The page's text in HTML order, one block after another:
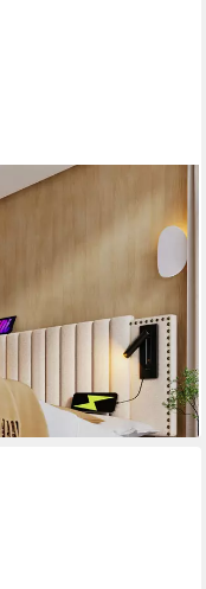
Kopfteil im
Leselicht & USB,